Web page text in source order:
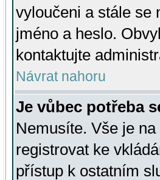
vyloučeni a stále se
jméno a heslo.
kontaktujte
Návrat nahoru
Je vůbec potřeba
Nemusíte. Vše je
registrovat ke
přístup k ostatním